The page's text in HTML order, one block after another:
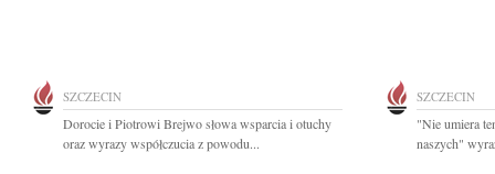
SZCZECIN
Dorocie i Piotrowi Brejwo słowa wsparcia i otuchy
oraz wyrazy współczucia z powodu...
SZCZECIN
"Nie umiera
naszych"